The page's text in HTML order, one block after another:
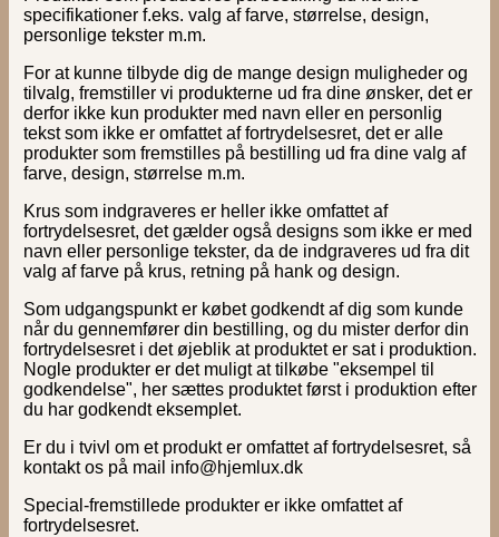
specifikationer f.eks. valg af farve, størrelse, design,
personlige tekster m.m.
For at kunne tilbyde dig de mange design muligheder og
tilvalg, fremstiller vi produkterne ud fra dine ønsker, det er
derfor ikke kun produkter med navn eller en personlig
tekst som ikke er omfattet af fortrydelsesret, det er alle
produkter som fremstilles på bestilling ud fra dine valg af
farve, design, størrelse m.m.
Krus som indgraveres er heller ikke omfattet af
fortrydelsesret, det gælder også designs som ikke er med
navn eller personlige tekster, da de indgraveres ud fra dit
valg af farve på krus, retning på hank og design.
Som udgangspunkt er købet godkendt af dig som kunde
når du gennemfører din bestilling, og du mister derfor din
fortrydelsesret i det øjeblik at produktet er sat i produktion.
Nogle produkter er det muligt at tilkøbe "eksempel til
godkendelse", her sættes produktet først i produktion efter
du har godkendt eksemplet.
Er du i tvivl om et produkt er omfattet af fortrydelsesret, så
kontakt os på mail info@hjemlux.dk
Special-fremstillede produkter er ikke omfattet af
fortrydelsesret.